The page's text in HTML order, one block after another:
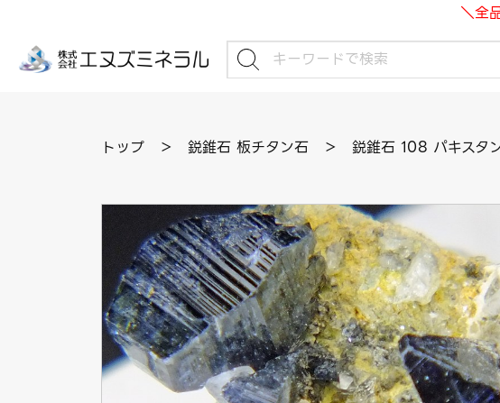
＼全
トップ ＞ 鋭錐石 板チタン石 ＞ 鋭錐石 108 パキスタ